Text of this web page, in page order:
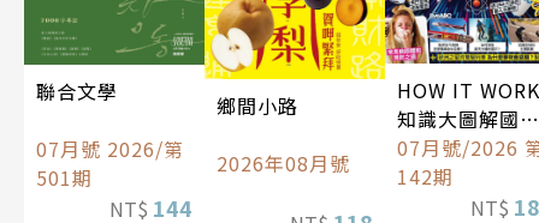
聯合文學
07月號 2026/第
501期
NT$ 144
鄉間小路
2026年08月號
HOW IT
知識大圖解國際
中文版
07月號/2026
142期
NT$